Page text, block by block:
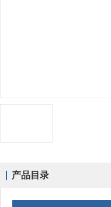
产品目录